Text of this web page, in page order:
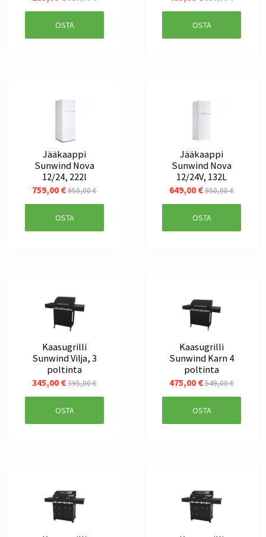
OSTA OSTA
Jääkaappi
Sunwind Nova
12/24, 222l
759,00 €950,00 €
OSTA
Jääkaappi
Sunwind Nova
12/24V, 132L
649,00 €950,00 €
OSTA
Kaasugrilli
Sunwind Vilja, 3
poltinta
345,00 €395,00 €
OSTA
Kaasugrilli
Sunwind Karn 4
poltinta
475,00 €549,00 €
OSTA